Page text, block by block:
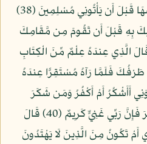
يَا أَيُّهَا المَلَأُ أَيُّكُمْ يَأْتِينِي بِعَرْشِهَا قَبْلَ أَن يَأْتُونِي مُسْلِمِينَ (38)
بِهِ قَبْلَ أَن تَقُومَ مِن مَّقَامِكَ
عَلَيْهِ لَقَوِيٌّ أَمِينٌ (39) قَالَ الَّذِي عِندَهُ عِلْمٌ مِّنَ الْكِتَابِ
طَرْفُكَ فَلَمَّا رَآهُ مُسْتَقِرًّا عِندَهُ
أَأَشْكُرُ أَمْ أَكْفُرُ وَمَن شَكَرَ
فَإِنَّمَا يَشْكُرُ لِنَفْسِهِ وَمَن كَفَرَ فَإِنَّ رَبِّي غَنِيٌّ كَرِيمٌ (40) قَالَ
أَمْ تَكُونُ مِنَ الَّذِينَ لَا يَهْتَدُونَ